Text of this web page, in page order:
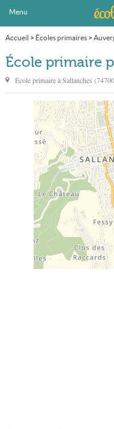
Menu
Accueil > Écoles primaires>
École primaire publique Jules Ferry
École primaire
École primaire àSallanches (74700